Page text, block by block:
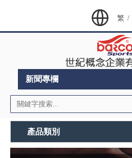
繁 /
新聞專欄
產品類別